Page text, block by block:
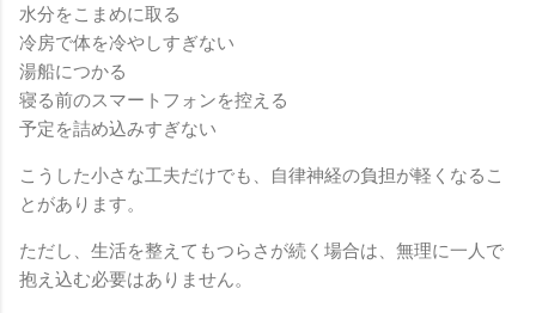
水分をこまめに取る
冷房で体を冷やしすぎない
湯船につかる
寝る前のスマートフォンを控える
予定を詰め込みすぎない
こうした小さな工夫だけでも、自律神経の負担が軽くなるこ
とがあります。
ただし、生活を整えてもつらさが続く場合は、無理に一人で
抱え込む必要はありません。